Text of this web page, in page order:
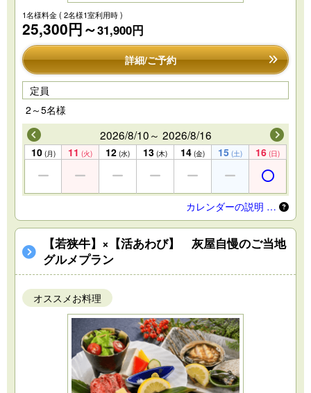
1名様料金( 2名様1室利用時 )
25,300円～31,900円
詳細/ご予約
定員
2～5名様
2026/8/10～ 2026/8/16
10 (月) 11 (火) 12 (水) 13 (木) 14 (金) 15 (土) 16 (日)
カレンダーの説明 …
【若狭牛】×【活あわび】 灰屋自慢のご当地
グルメプラン
オススメお料理